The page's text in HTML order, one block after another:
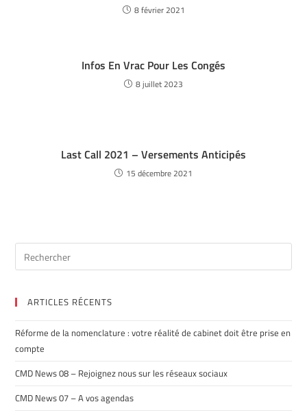
8 février 2021
Infos En Vrac Pour Les Congés
8 juillet 2023
Last Call 2021 – Versements Anticipés
15 décembre 2021
ARTICLES RÉCENTS
Réforme de la nomenclature : votre réalité de cabinet doit être prise en
compte
CMD News 08 – Rejoignez nous sur les réseaux sociaux
CMD News 07 – A vos agendas